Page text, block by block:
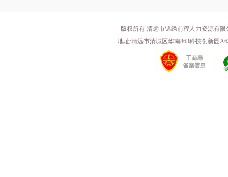
版权所有 清远市锦绣前程人力资源有限
地址:清远市清城区华南863科技创新园A6